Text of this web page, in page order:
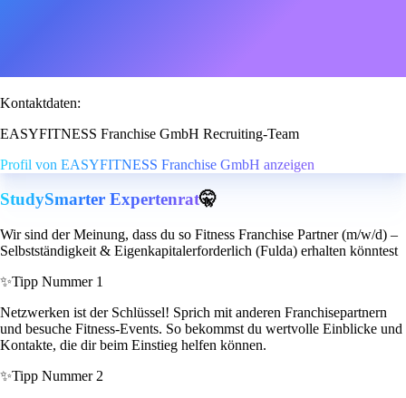
Kontaktdaten:
EASYFITNESS Franchise GmbH Recruiting-Team
Profil von EASYFITNESS Franchise GmbH anzeigen
StudySmarter Expertenrat🤫
Wir sind der Meinung, dass du so Fitness Franchise Partner (m/w/d) –
Selbstständigkeit & Eigenkapitalerforderlich (Fulda) erhalten könntest
✨Tipp Nummer 1
Netzwerken ist der Schlüssel! Sprich mit anderen Franchisepartnern
und besuche Fitness-Events. So bekommst du wertvolle Einblicke und
Kontakte, die dir beim Einstieg helfen können.
✨Tipp Nummer 2